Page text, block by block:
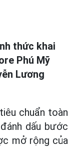
thức khai
Phú Mỹ
Lương
chuẩn toàn
dấu bước
mở rộng của